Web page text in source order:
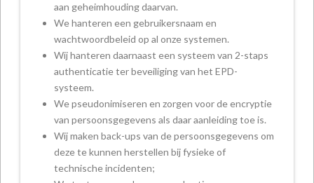
aan geheimhouding daarvan.
We hanteren een gebruikersnaam en
wachtwoordbeleid op al onze systemen.
Wij hanteren daarnaast een systeem van 2-staps
authenticatie ter beveiliging van het EPD-
systeem.
We pseudonimiseren en zorgen voor de encryptie
van persoonsgegevens als daar aanleiding toe is.
Wij maken back-ups van de persoonsgegevens om
deze te kunnen herstellen bij fysieke of
technische incidenten;